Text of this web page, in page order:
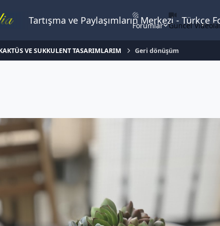
Tartışma ve Paylaşımların Merkezi -
Forumlar Güncel
VE SUKKULENT TASARIMLARIM Geri dönüşüm